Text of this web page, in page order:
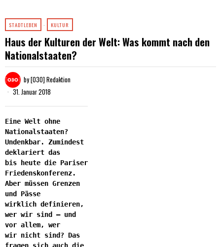
STADTLEBEN · KULTUR
Haus der Kulturen der Welt: Was kommt nach den
Nationalstaaten?
by[030] Redaktion
31. Januar 2018
Eine Welt ohne
Nationalstaaten?
Undenkbar. Zumindest
deklariert das
bis heute die Pariser
Friedenskonferenz.
Aber müssen Grenzen
und Pässe
wirklich definieren,
wer wir sind – und
vor allem, wer
wir nicht sind? Das
fragen sich auch die